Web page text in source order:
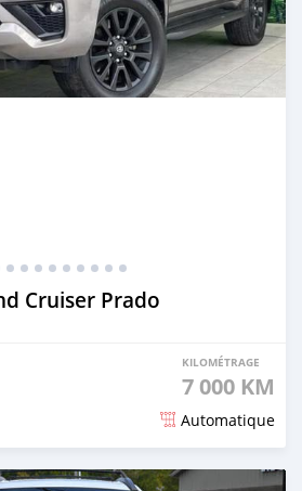
Cruiser Prado
KILOMÉTRAGE
7 000 KM
Automatique